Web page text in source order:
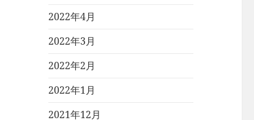
2022年4月
2022年3月
2022年2月
2022年1月
2021年12月